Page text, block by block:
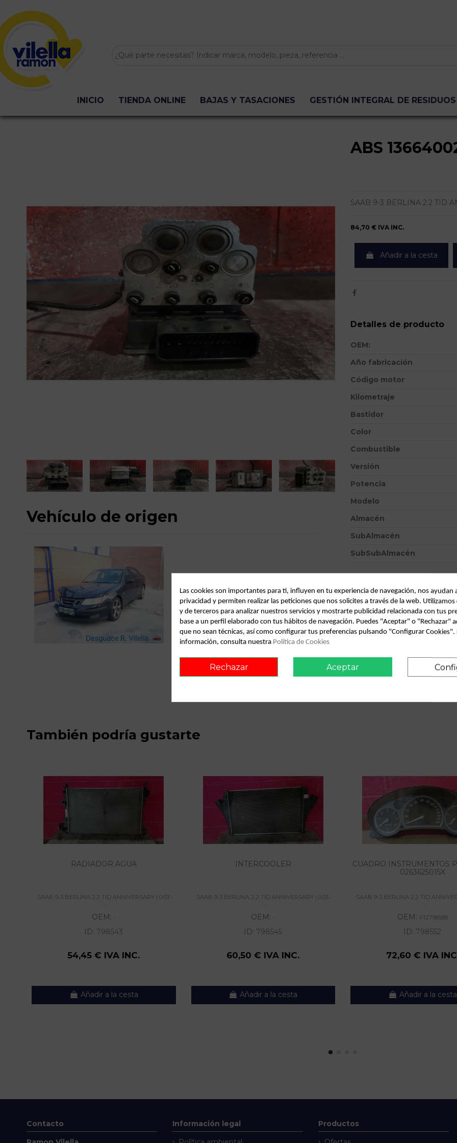
INICIO TIENDA ONLINE BAJAS Y TASACIONES GESTIÓN INTEGRAL DE RESIDUOS
Vehículo de origen
Consult vehicle of origin
ABS
SAAB 9-3 BERLINA 2.2 TID
84,70 € IVA INC.
Añadir a la cesta
Detalles de producto
OEM:
Año fabricación
Código motor
Kilometraje
Bastidor
Color
Combustible
Versión
Potencia
Modelo
Almacén
SubAlmacén
SubSubAlmacén
Fecha disponible:
2022-04-06
Descripción
Recambio de abs para saab
También podría gustarte
RADIADOR AGUA
SAAB 9-3 BERLINA 2.2 TID ANNIVERSARY | 0.03 -
OEM: -
ID: 798543
54,45 € IVA INC.
Añadir a la cesta
INTERCOOLER
SAAB 9-3 BERLINA 2.2 TID ANNIVERSARY | 0.03 -
OEM: -
ID: 798545
60,50 € IVA INC.
Añadir a la cesta
CUADRO INSTRUMENTOS
0263625015X
SAAB 9-3 BERLINA 2.2 TID
OEM: P12798589
ID: 798552
72,60 € IVA
Añadir a la cesta
Contacto Información legal Productos
Las cookies son importantes para ti, influyen en tu experiencia de navegación, nos ayudan
privacidad y permiten realizar las peticiones que nos solicites a través de la web.
y de terceros para analizar nuestros servicios y mostrarte publicidad relacionada con tus
base a un perfil elaborado con tus hábitos de navegación. Puedes "Aceptar" o "Rechazar"
que no sean técnicas, así como configurar tus preferencias pulsando "Configurar Cookies".
información, consulta nuestra Política de Cookies
Rechazar Aceptar